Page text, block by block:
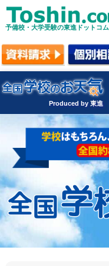
予備校・大学受験の東進ドットコム
Produced by 東進